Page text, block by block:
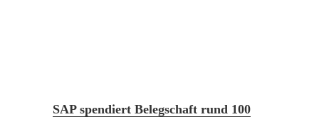
SAP spendiert Belegschaft rund 100